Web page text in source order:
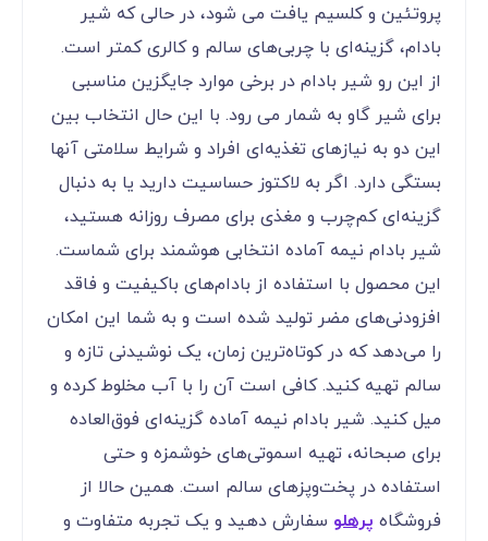
پروتئین و کلسیم یافت می شود، در حالی که شیر
بادام، گزینه‌ای با چربی‌های سالم و کالری کمتر است.
از این رو شیر بادام در برخی موارد جایگزین مناسبی
برای شیر گاو به شمار می رود. با این حال انتخاب بین
این دو به نیازهای تغذیه‌ای افراد و شرایط سلامتی آنها
بستگی دارد. اگر به لاکتوز حساسیت دارید یا به دنبال
گزینه‌ای کم‌چرب و مغذی برای مصرف روزانه هستید،
شیر بادام نیمه آماده انتخابی هوشمند برای شماست.
این محصول با استفاده از بادام‌های باکیفیت و فاقد
افزودنی‌های مضر تولید شده است و به شما این امکان
را می‌دهد که در کوتاه‌ترین زمان، یک نوشیدنی تازه و
سالم تهیه کنید. کافی است آن را با آب مخلوط کرده و
میل کنید. شیر بادام نیمه آماده گزینه‌ای فوق‌العاده
برای صبحانه، تهیه اسموتی‌های خوشمزه و حتی
استفاده در پخت‌وپزهای سالم است. همین حالا از
فروشگاه پرهلو سفارش دهید و یک تجربه متفاوت و